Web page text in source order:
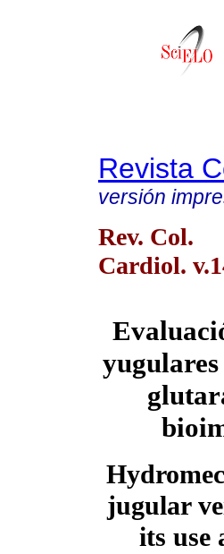
Revista
versión
Rev. Col.
Cardiol.
jugular
its use